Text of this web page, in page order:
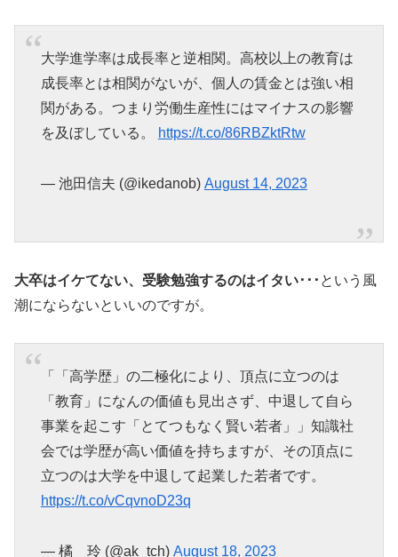
大学進学率は成長率と逆相関。高校以上の教育は
成長率とは相関がないが、個人の賃金とは強い相
関がある。つまり労働生産性にはマイナスの影響
を及ぼしている。
https://t.co/86RBZktRtw
— 池田信夫 (@ikedanob) August 14, 2023
大卒はイケてない、受験勉強するのはイタい･･･ という風
潮にならないといいのですが。
「「高学歴」の二極化により、頂点に立つのは
「教育」になんの価値も見出さず、中退して自ら
事業を起こす「とてつもなく賢い若者」」知識社
会では学歴が高い価値を持ちますが、その頂点に
立つのは大学を中退して起業した若者です。
https://t.co/vCqvnoD23q
— 橘 玲 (@ak_tch) August 18, 2023